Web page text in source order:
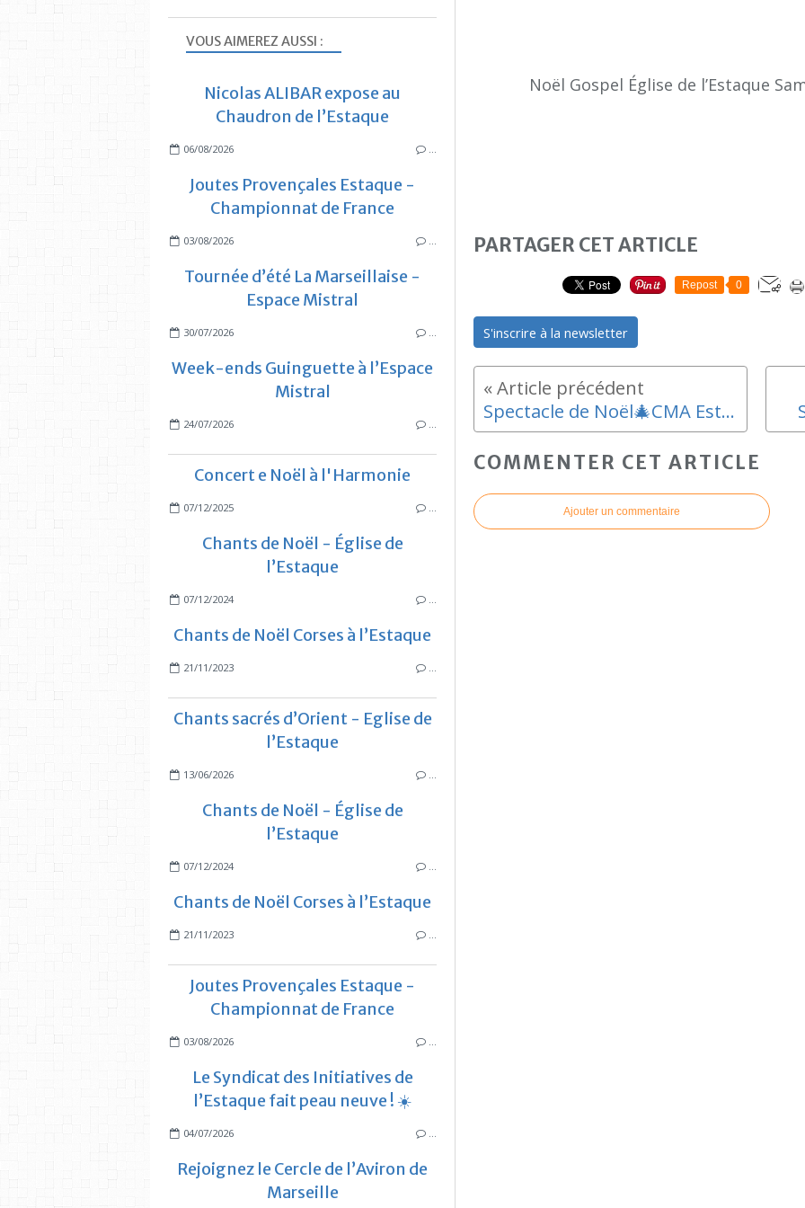
Noël Gospel Église de l’Estaque
PARTAGER CET ARTICLE
Repost 0
S'inscrire à la newsletter
Spectacle de Noël🎄CMA Estaque Gare
COMMENTER CET ARTICLE
Ajouter un commentaire
VOUS AIMEREZ AUSSI :
Nicolas ALIBAR expose au
Chaudron de l’Estaque
06/08/2026
Joutes Provençales Estaque -
Championnat de France
03/08/2026
Tournée d’été La Marseillaise -
Espace Mistral
30/07/2026
Week-ends Guinguette à l’Espace
Mistral
24/07/2026
Concert e Noël à l'Harmonie
07/12/2025
Chants de Noël - Église de
l’Estaque
07/12/2024
Chants de Noël Corses à l’Estaque
21/11/2023
Chants sacrés d’Orient - Eglise de
l’Estaque
13/06/2026
Chants de Noël - Église de
l’Estaque
07/12/2024
Chants de Noël Corses à l’Estaque
21/11/2023
Joutes Provençales Estaque -
Championnat de France
03/08/2026
Le Syndicat des Initiatives de
l’Estaque fait peau neuve ! ☀️
04/07/2026
Rejoignez le Cercle de l’Aviron de
Marseille